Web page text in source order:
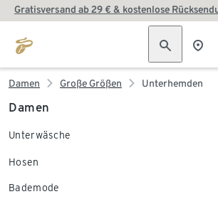
Gratisversand ab 29 € & kostenlose
Damen Große Größen Unterhemden
Damen
Unterwäsche
Hosen
Bademode